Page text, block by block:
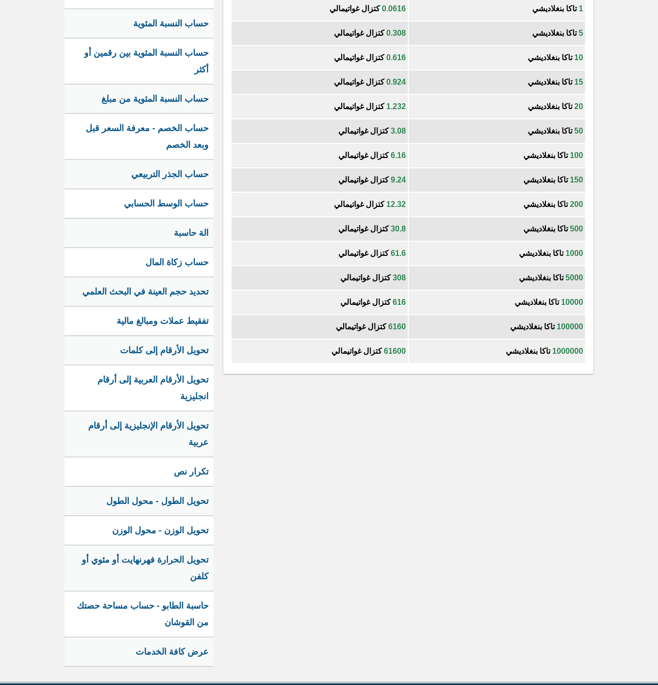
1 تاكا بنغلاديشي 0.0616كتزال غواتيمالي
5تاكا بنغلاديشي 0.308كتزال غواتيمالي
10 تاكا بنغلاديشي 0.616كتزال غواتيمالي
15 تاكا بنغلاديشي 0.924كتزال غواتيمالي
20تاكا بنغلاديشي 1.232 كتزال غواتيمالي
50تاكا بنغلاديشي 3.08كتزال غواتيمالي
100 تاكا بنغلاديشي 6.16كتزال غواتيمالي
150 تاكا بنغلاديشي 9.24كتزال غواتيمالي
200تاكا بنغلاديشي 12.32 كتزال غواتيمالي
500تاكا بنغلاديشي 30.8كتزال غواتيمالي
1000 تاكا بنغلاديشي 61.6كتزال غواتيمالي
5000تاكا بنغلاديشي 308كتزال غواتيمالي
10000 تاكا بنغلاديشي 616كتزال غواتيمالي
100000 تاكا بنغلاديشي 6160كتزال غواتيمالي
1000000 تاكا بنغلاديشي 61600كتزال غواتيمالي
حساب النسبة المئوية
حساب النسبة المئوية بين رقمين أو
أكثر
حساب النسبة المئوية من مبلغ
حساب الخصم - معرفة السعر قبل
وبعد الخصم
حساب الجذر التربيعي
حساب الوسط الحسابي
الة حاسبة
حساب زكاة المال
تحديد حجم العينة في البحث العلمي
تفقيط عملات ومبالغ مالية
تحويل الأرقام إلى كلمات
تحويل الأرقام العربية إلى أرقام
انجليزية
تحويل الأرقام الإنجليزية إلى أرقام
عربية
تكرار نص
تحويل الطول - محول الطول
تحويل الوزن - محول الوزن
تحويل الحرارة فهرنهايت أو مئوي أو
كلفن
حاسبة الطابو - حساب مساحة حصتك
من القوشان
عرض كافة الخدمات